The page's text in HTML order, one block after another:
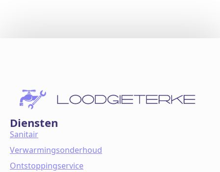
Diensten
Sanitair
Verwarmingsonderhoud
Ontstoppingservice